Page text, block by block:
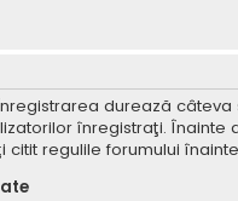
durează
înregistraţi.
regulile forumului